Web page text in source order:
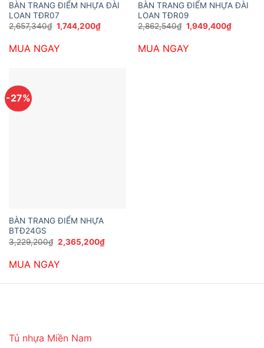
BÀN TRANG ĐIỂM NHỰA ĐÀI
LOAN TĐR07
2,657,340₫ Giá
gốc
2,657,340₫.
1,744,200₫Giá
hiện
MUA NGAY
BÀN TRANG ĐIỂM NHỰA ĐÀI
LOAN TĐR09
2,862,540₫ Giá
gốc
2,862,540₫.
1,949,400₫Giá
hiện
MUA NGAY
-27%
BÀN TRANG ĐIỂM NHỰA
BTĐ24GS
3,229,200₫ Giá
gốc
3,229,200₫.
2,365,200₫Giá
hiện
MUA NGAY
Tủ nhựa Miền Nam